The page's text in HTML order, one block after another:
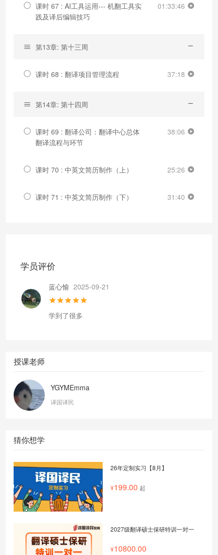
课时 67 : AI工具运用--- 机翻工具实
践及译后编辑技巧
01:33:46
第13章: 第十三周
课时 68 : 翻译项目管理流程 37:18
第14章: 第十四周
课时 69 : 翻译公司：翻译中心总体
翻译流程与环节
38:06
课时 70 : 中英文简历制作（上） 25:26
课时 71 : 中英文简历制作（下） 31:40
学员评价
蓝心愉 2025-09-21
学到了很多
授课老师
YGYMEmma
译国译民
猜你想学
26年定制实习【8月】
199.00 起
2027级翻译硕士保研特训一对一
10800.00